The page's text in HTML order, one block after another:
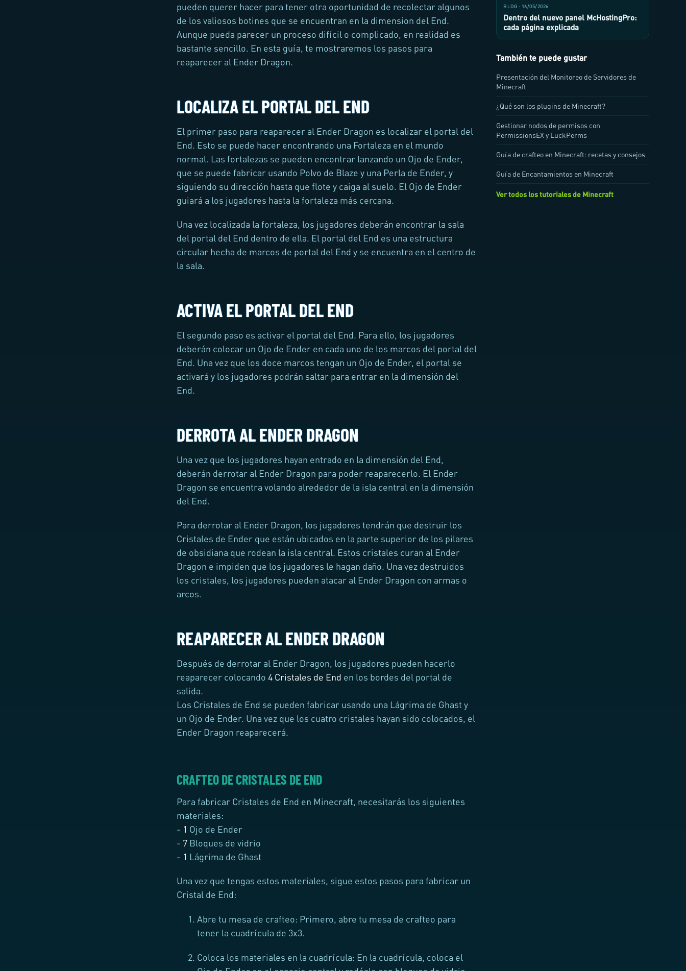
pueden querer hacer para tener otra oportunidad de recolectar algunos
de los valiosos botines que se encuentran en la dimension del End.
Aunque pueda parecer un proceso difícil o complicado, en realidad es
bastante sencillo. En esta guía, te mostraremos los pasos para
reaparecer al Ender Dragon.
LOCALIZA EL PORTAL DEL END
El primer paso para reaparecer al Ender Dragon es localizar el portal del
End. Esto se puede hacer encontrando una Fortaleza en el mundo
normal. Las fortalezas se pueden encontrar lanzando un Ojo de Ender,
que se puede fabricar usando Polvo de Blaze y una Perla de Ender, y
siguiendo su dirección hasta que flote y caiga al suelo. El Ojo de Ender
guiará a los jugadores hasta la fortaleza más cercana.
Una vez localizada la fortaleza, los jugadores deberán encontrar la sala
del portal del End dentro de ella. El portal del End es una estructura
circular hecha de marcos de portal del End y se encuentra en el centro de
la sala.
ACTIVA EL PORTAL DEL END
El segundo paso es activar el portal del End. Para ello, los jugadores
deberán colocar un Ojo de Ender en cada uno de los marcos del portal del
End. Una vez que los doce marcos tengan un Ojo de Ender, el portal se
activará y los jugadores podrán saltar para entrar en la dimensión del
End.
DERROTA AL ENDER DRAGON
Una vez que los jugadores hayan entrado en la dimensión del End,
deberán derrotar al Ender Dragon para poder reaparecerlo. El Ender
Dragon se encuentra volando alrededor de la isla central en la dimensión
del End.
Para derrotar al Ender Dragon, los jugadores tendrán que destruir los
Cristales de Ender que están ubicados en la parte superior de los pilares
de obsidiana que rodean la isla central. Estos cristales curan al Ender
Dragon e impiden que los jugadores le hagan daño. Una vez destruidos
los cristales, los jugadores pueden atacar al Ender Dragon con armas o
arcos.
REAPARECER AL ENDER DRAGON
Después de derrotar al Ender Dragon, los jugadores pueden hacerlo
reaparecer colocando 4 Cristales de End en los bordes del portal de
salida.
Los Cristales de End se pueden fabricar usando una Lágrima de Ghast y
un Ojo de Ender. Una vez que los cuatro cristales hayan sido colocados, el
Ender Dragon reaparecerá.
CRAFTEO DE CRISTALES DE END
Para fabricar Cristales de End en Minecraft, necesitarás los siguientes
materiales:
- 1 Ojo de Ender
- 7 Bloques de vidrio
- 1 Lágrima de Ghast
Una vez que tengas estos materiales, sigue estos pasos para fabricar un
Cristal de End:
Abre tu mesa de crafteo: Primero, abre tu mesa de crafteo para
tener la cuadrícula de 3x3.
Coloca los materiales en la cuadrícula: En la cuadrícula, coloca el
BLOG · 16/05/2026
Dentro del nuevo panel McHostingPro:
cada página explicada
También te puede gustar
Presentación del Monitoreo de Servidores de
Minecraft
¿Qué son los plugins de Minecraft?
Gestionar nodos de permisos con
PermissionsEX y LuckPerms
Guía de crafteo en Minecraft: recetas y consejos
Guía de Encantamientos en Minecraft
Ver todos los tutoriales de Minecraft